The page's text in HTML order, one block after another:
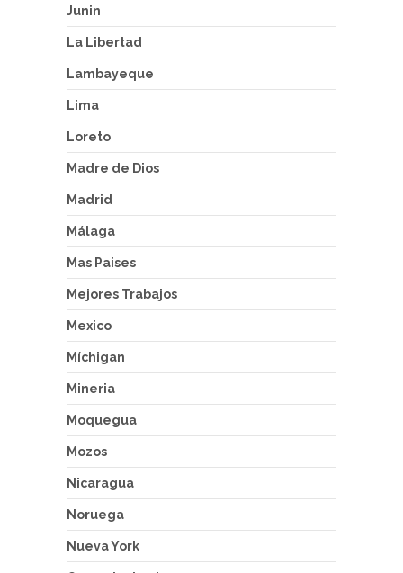
Junin
La Libertad
Lambayeque
Lima
Loreto
Madre de Dios
Madrid
Málaga
Mas Paises
Mejores Trabajos
Mexico
Míchigan
Mineria
Moquegua
Mozos
Nicaragua
Noruega
Nueva York